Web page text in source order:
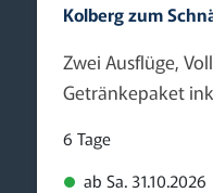
Kolberg zum
Zwei Ausflüge,
Getränkepaket
6 Tage
ab Sa. 31.10.2026